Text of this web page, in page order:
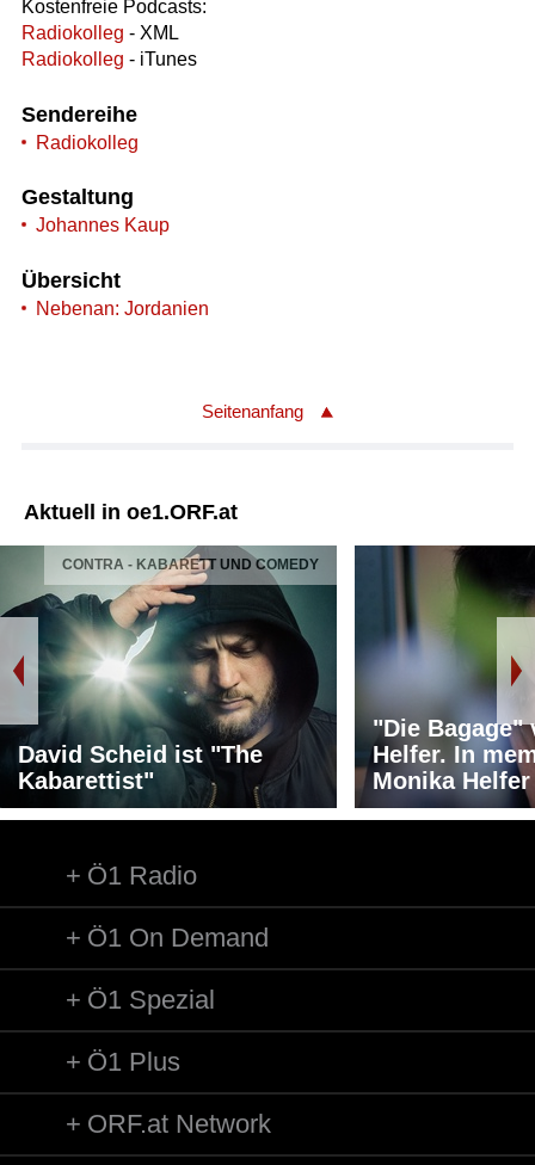
Kostenfreie Podcasts:
Radiokolleg - XML
Radiokolleg - iTunes
Sendereihe
Radiokolleg
Gestaltung
Johannes Kaup
Übersicht
Nebenan: Jordanien
Seitenanfang
Aktuell in oe1.ORF.at
CONTRA - KABARETT UND COMEDY
David Scheid ist "The
Kabarettist"
"Die Bagage"
Helfer. In
Monika Helfer
Ö1 Radio
Ö1 On Demand
Ö1 Spezial
Ö1 Plus
ORF.at Network